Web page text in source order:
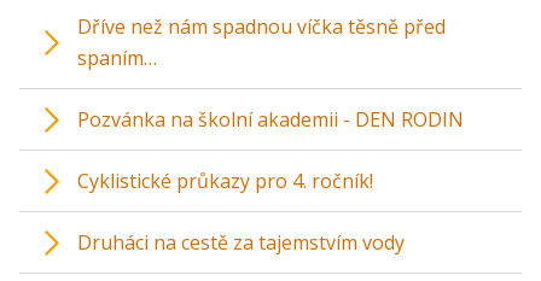
Dříve než nám spadnou víčka těsně před
spaním…
Pozvánka na školní akademii - DEN RODIN
Cyklistické průkazy pro 4. ročník!
Druháci na cestě za tajemstvím vody